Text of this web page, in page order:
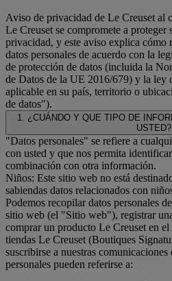
Aviso de privacidad de Le Creuset al
Le Creuset se compromete a proteger
privacidad, y este aviso explica cómo
datos personales de acuerdo con la
de protección de datos (incluida la
de Datos de la UE 2016/679) y la ley
aplicable en su país, territorio o
de datos").
1. ¿CUÁNDO Y QUE TIPO DE
USTED?
"Datos personales" se refiere a
con usted y que nos permita
combinación con otra información.
Niños: Este sitio web no está
sabiendas datos relacionados con
Podemos recopilar datos personales
sitio web (el "Sitio web"), registrar
comprar un producto Le Creuset en
tiendas Le Creuset (Boutiques
suscribirse a nuestras
personales pueden referirse a: